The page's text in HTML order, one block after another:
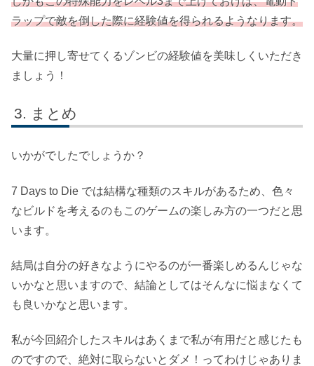
ラップで敵を倒した際に経験値を得られるようなります。
大量に押し寄せてくるゾンビの経験値を美味しくいただき
ましょう！
まとめ
いかがでしたでしょうか？
7 Days to Die では結構な種類のスキルがあるため、色々
なビルドを考えるのもこのゲームの楽しみ方の一つだと思
います。
結局は自分の好きなようにやるのが一番楽しめるんじゃな
いかなと思いますので、結論としてはそんなに悩まなくて
も良いかなと思います。
私が今回紹介したスキルはあくまで私が有用だと感じたも
のですので、絶対に取らないとダメ！ってわけじゃありま